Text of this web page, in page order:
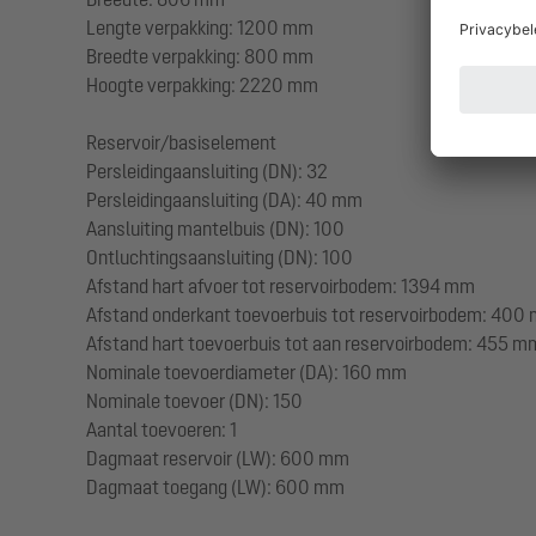
Lengte verpakking: 1200 mm
Breedte verpakking: 800 mm
Hoogte verpakking: 2220 mm
Reservoir/basiselement
Persleidingaansluiting (DN): 32
Persleidingaansluiting (DA): 40 mm
Aansluiting mantelbuis (DN): 100
Ontluchtingsaansluiting (DN): 100
Afstand hart afvoer tot reservoirbodem: 1394 mm
Afstand onderkant toevoerbuis tot reservoirbodem: 400
Afstand hart toevoerbuis tot aan reservoirbodem: 455
Nominale toevoerdiameter (DA): 160 mm
Nominale toevoer (DN): 150
Aantal toevoeren: 1
Dagmaat reservoir (LW): 600 mm
Dagmaat toegang (LW): 600 mm